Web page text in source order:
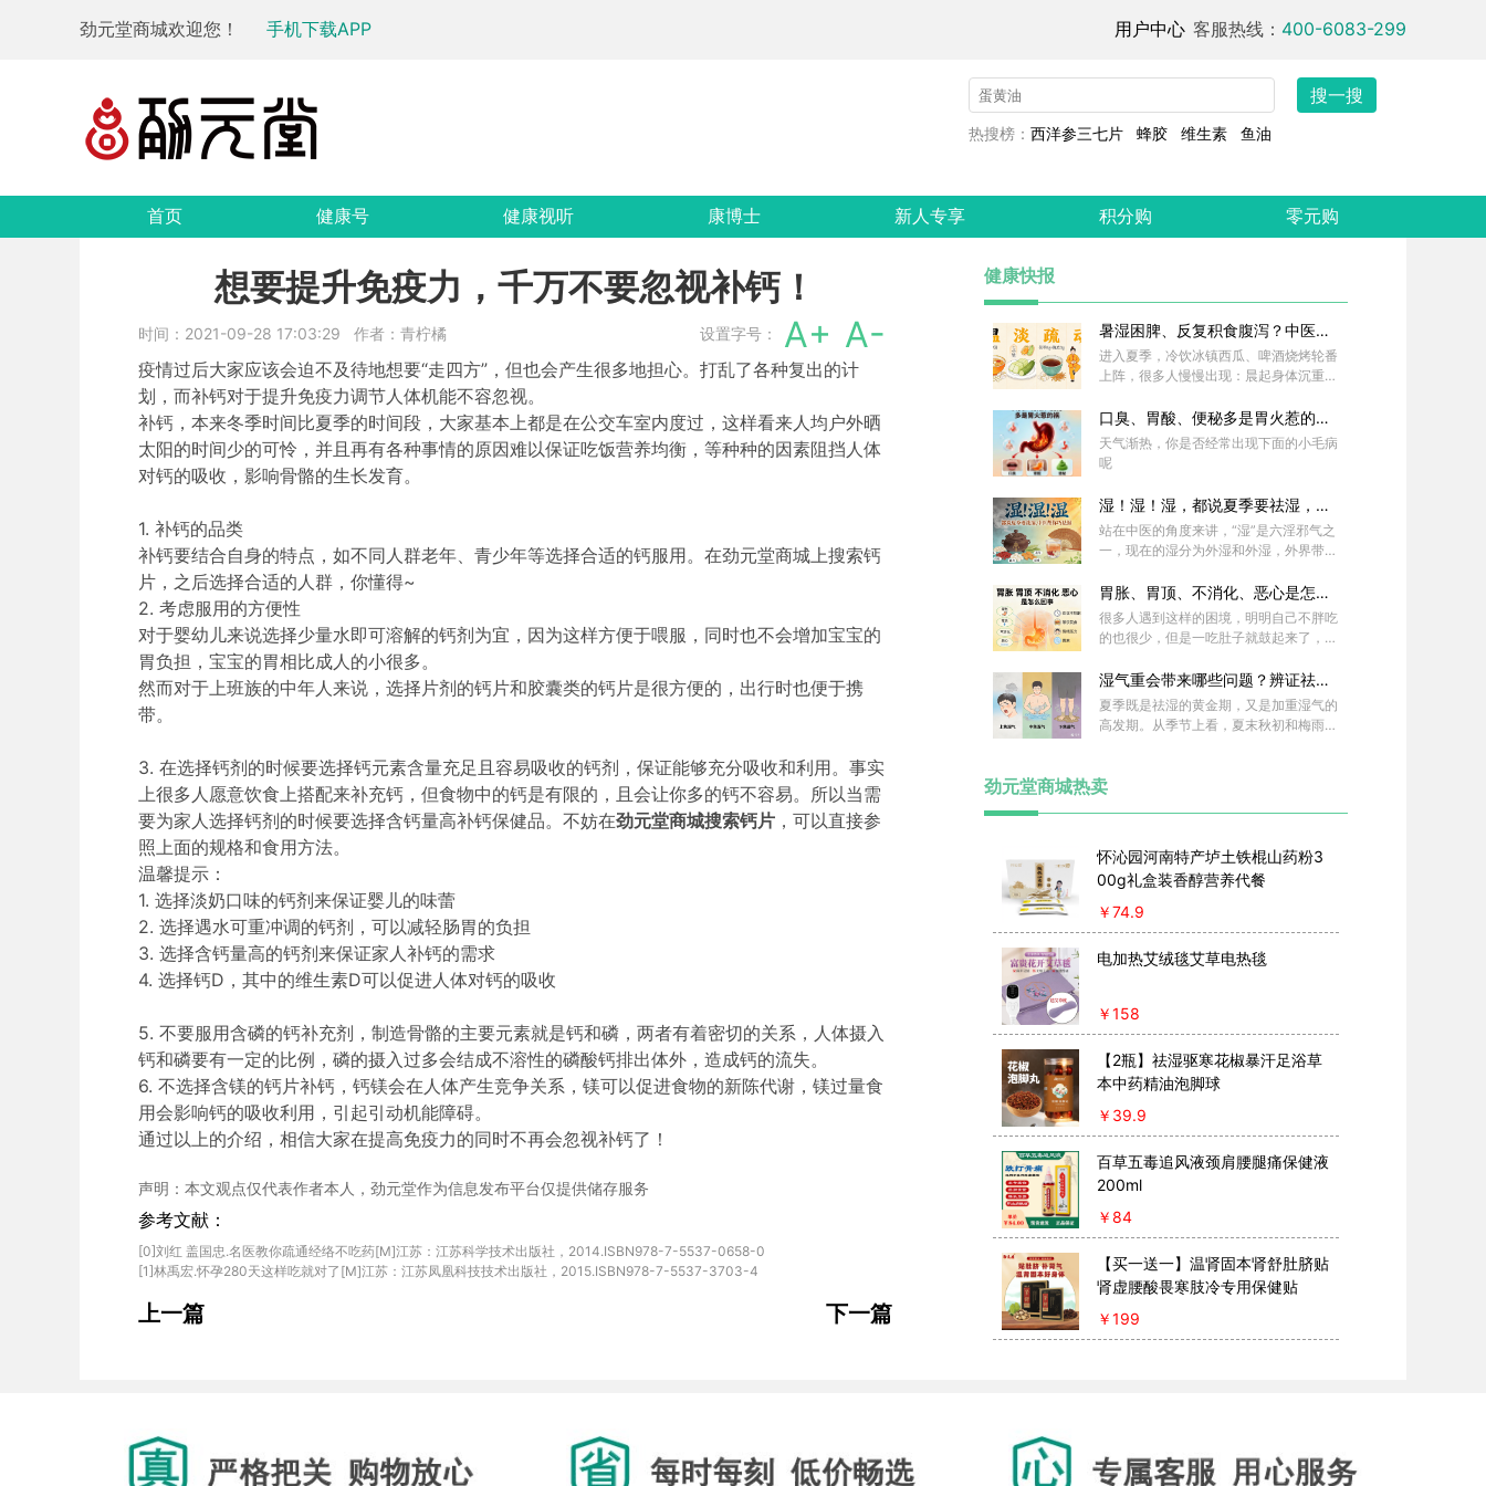
劲元堂商城欢迎您！ 手机下载APP 用户中心 客服热线： 400-6083-299
搜一搜
热搜榜： 西洋参三七片 蜂胶 维生素 鱼油
首页 健康号 健康视听 康博士 新人专享 积分购 零元购
想要提升免疫力，千万不要忽视补钙！
时间：2021-09-28 17:03:29 作者：青柠橘 设置字号： A+ A-
疫情过后大家应该会迫不及待地想要“走四方”，但也会产生很多地担心。打乱了各种复出的计
划，而补钙对于提升免疫力调节人体机能不容忽视。
补钙，本来冬季时间比夏季的时间段，大家基本上都是在公交车室内度过，这样看来人均户外晒
太阳的时间少的可怜，并且再有各种事情的原因难以保证吃饭营养均衡，等种种的因素阻挡人体
对钙的吸收，影响骨骼的生长发育。
1.补钙的品类
补钙要结合自身的特点，如不同人群老年、青少年等选择合适的钙服用。在劲元堂商城上搜索钙
片，之后选择合适的人群，你懂得~
2.考虑服用的方便性
对于婴幼儿来说选择少量水即可溶解的钙剂为宜，因为这样方便于喂服，同时也不会增加宝宝的
胃负担，宝宝的胃相比成人的小很多。
然而对于上班族的中年人来说，选择片剂的钙片和胶囊类的钙片是很方便的，出行时也便于携
带。
3.在选择钙剂的时候要选择钙元素含量充足且容易吸收的钙剂，保证能够充分吸收和利用。事实
上很多人愿意饮食上搭配来补充钙，但食物中的钙是有限的，且会让你多的钙不容易。所以当需
要为家人选择钙剂的时候要选择含钙量高补钙保健品。不妨在劲元堂商城搜索钙片 ，可以直接参
照上面的规格和食用方法。
温馨提示：
1.选择淡奶口味的钙剂来保证婴儿的味蕾
2.选择遇水可重冲调的钙剂，可以减轻肠胃的负担
3.选择含钙量高的钙剂来保证家人补钙的需求
4.选择钙D，其中的维生素D可以促进人体对钙的吸收
5.不要服用含磷的钙补充剂，制造骨骼的主要元素就是钙和磷，两者有着密切的关系，人体摄入
钙和磷要有一定的比例，磷的摄入过多会结成不溶性的磷酸钙排出体外，造成钙的流失。
6.不选择含镁的钙片补钙，钙镁会在人体产生竞争关系，镁可以促进食物的新陈代谢，镁过量食
用会影响钙的吸收利用，引起引动机能障碍。
通过以上的介绍，相信大家在提高免疫力的同时不再会忽视补钙了！
声明：本文观点仅代表作者本人，劲元堂作为信息发布平台仅提供储存服务
参考文献：
[0]刘红 盖国忠.名医教你疏通经络不吃药[M]江苏：江苏科学技术出版社，2014.ISBN978-7-5537-0658-0
上一篇 下一篇
健康快报
暑湿困脾、反复积食腹泻？中医教
你护好脾胃阳气，安稳度过炎夏！
进入夏季，冷饮冰镇西瓜、啤酒烧烤轮番
上阵，很多人慢慢出现：晨起身体沉重、
差、手脚冰凉、拉肚子腹泻等。这些症状
不是简单的“夏季胃口差、肠胃不好”，而
是暑湿困脾、寒凉伤阳——你的脾胃正在
被悄悄透支。
口臭、胃酸、便秘多是胃火惹的祸
，教你一个穴灭“胃火”
天气渐热，你是否经常出现下面的小毛病
呢
湿！湿！湿，都说夏季要祛湿，中
医帮你巧祛湿
站在中医的角度来讲，“湿”是六淫邪气之
一，现在的湿分为外湿和外湿，外界带明
属于外湿；而因为生活习惯如饮食不当或
者脾虚运化无力导致的水液代谢失常，属
于内湿气。
胃胀、胃顶、不消化、恶心是怎么
回事
很多人遇到这样的困境，明明自己不胖吃
的也很少，但是一吃肚子就鼓起来了，像
湿气重会带来哪些问题？辨证祛湿
，告别困重、油腻、虚胖
夏季既是祛湿的黄金期，又是加重湿气的
高发期。从季节上看，夏末秋初和梅雨季
劲元堂商城热卖
怀沁园河南特产垆土铁棍山药粉3
00g礼盒装香醇营养代餐
￥74.9
电加热艾绒毯艾草电热毯
￥158
【2瓶】祛湿驱寒花椒暴汗足浴草
本中药精油泡脚球
￥ 39.9
百草五毒追风液颈肩腰腿痛保健液
200ml
￥84
【买一送一】温肾固本肾舒肚脐贴
肾虚腰酸畏寒肢冷专用保健贴
￥199